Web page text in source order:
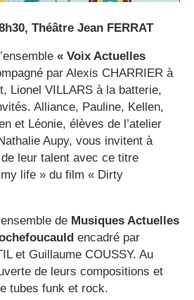
Théâtre Jean FERRAT
« Voix Actuelles
par Alexis CHARRIER à
Lionel VILLARS à la batterie,
Alliance, Pauline, Kellen,
et Léonie, élèves de l’atelier
Aupy, vous invitent à
leur talent avec ce titre
life » du film « Dirty
de Musiques Actuelles
encadré par
et Guillaume COUSSY. Au
de leurs compositions et
tubes funk et rock.